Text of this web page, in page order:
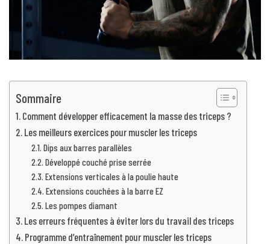
Sommaire
Comment développer efficacement la masse des triceps ?
Les meilleurs exercices pour muscler les triceps
Dips aux barres parallèles
Développé couché prise serrée
Extensions verticales à la poulie haute
Extensions couchées à la barre EZ
Les pompes diamant
Les erreurs fréquentes à éviter lors du travail des triceps
Programme d’entraînement pour muscler les triceps